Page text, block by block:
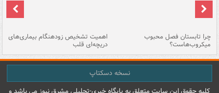
چرا تابستان فصل محبوب
میکروب‌هاست؟
اهمیت تشخیص زودهنگام بیماری‌های
دریچه‌ای قلب
نسخه دسکتاپ